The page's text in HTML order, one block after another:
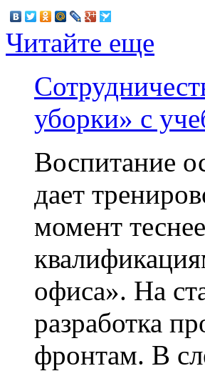
Читайте еще
уборки» с
Воспитание
дает
момент
офиса». На
разработка
фронтам. В